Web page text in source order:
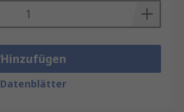
Hinzufügen
Datenblätter